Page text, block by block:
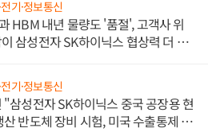
기·정보통신
HBM 내년 물량도 '품절', 고객사 위
삼성전자 SK하이닉스 협상력 더 키
기·정보통신
"삼성전자 SK하이닉스 중국 공장용 현
산 반도체 장비 시험, 미국 수출통제 대